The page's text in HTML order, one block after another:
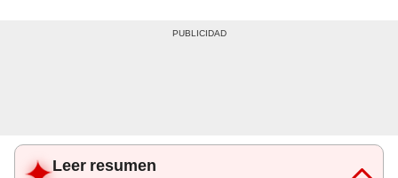
Leer resumen